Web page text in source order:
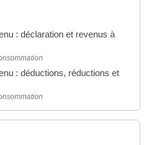
: déclaration et revenus à
: déductions, réductions et